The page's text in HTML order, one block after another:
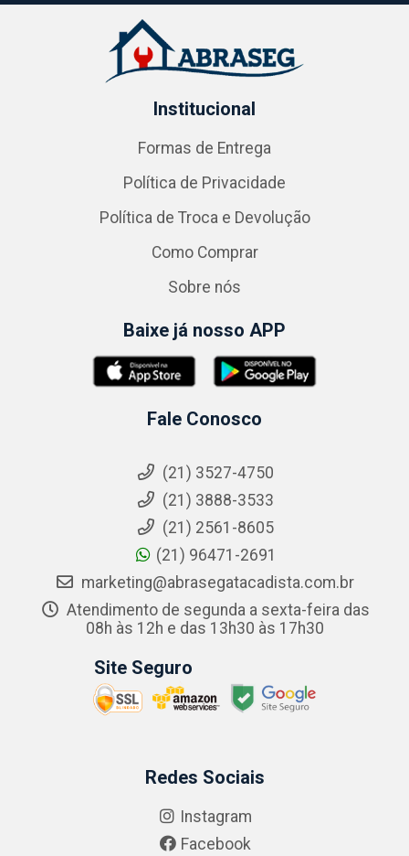
Institucional
Formas de Entrega
Política de Privacidade
Política de Troca e Devolução
Como Comprar
Sobre nós
Baixe já nosso APP
Fale Conosco
(21) 3527-4750
(21) 3888-3533
(21) 2561-8605
(21) 96471-2691
marketing@abrasegatacadista.com.br
Atendimento de segunda a sexta-feira das
08h às 12h e das 13h30 às 17h30
Site Seguro
Redes Sociais
Instagram
Facebook